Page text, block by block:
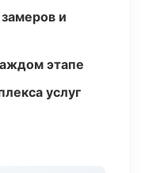
и
этапе
услуг